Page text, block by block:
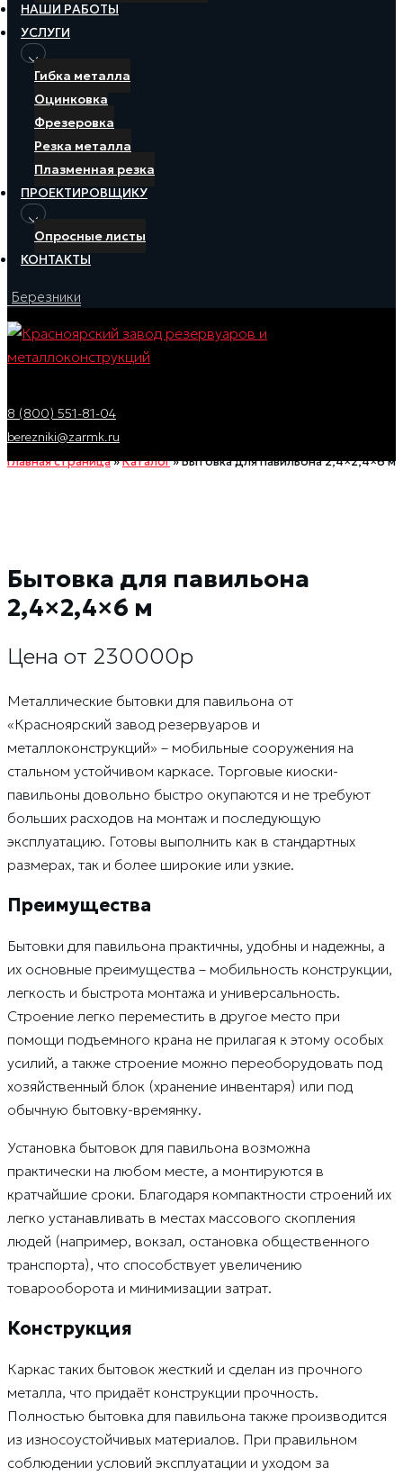
НАШИ РАБОТЫ
УСЛУГИ
Гибка металла
Оцинковка
Фрезеровка
Резка металла
Плазменная резка
ПРОЕКТИРОВЩИКУ
Опросные листы
КОНТАКТЫ
Березники
8 (800) 551-81-04
berezniki@zarmk.ru
Главная страница»Каталог»Бытовка для павильона 2,4×2,4×6 м
Бытовка для павильона
2,4×2,4×6 м
Цена от 230000р
Металлические бытовки для павильона от
«Красноярский завод резервуаров и
металлоконструкций» – мобильные сооружения на
стальном устойчивом каркасе. Торговые киоски-
павильоны довольно быстро окупаются и не требуют
больших расходов на монтаж и последующую
эксплуатацию. Готовы выполнить как в стандартных
размерах, так и более широкие или узкие.
Преимущества
Бытовки для павильона практичны, удобны и надежны, а
их основные преимущества – мобильность конструкции,
легкость и быстрота монтажа и универсальность.
Строение легко переместить в другое место при
помощи подъемного крана не прилагая к этому особых
усилий, а также строение можно переоборудовать под
хозяйственный блок (хранение инвентаря) или под
обычную бытовку-времянку.
Установка бытовок для павильона возможна
практически на любом месте, а монтируются в
кратчайшие сроки. Благодаря компактности строений их
легко устанавливать в местах массового скопления
людей (например, вокзал, остановка общественного
транспорта), что способствует увеличению
товарооборота и минимизации затрат.
Конструкция
Каркас таких бытовок жесткий и сделан из прочного
металла, что придаёт конструкции прочность.
Полностью бытовка для павильона также производится
из износоустойчивых материалов. При правильном
соблюдении условий эксплуатации и уходом за